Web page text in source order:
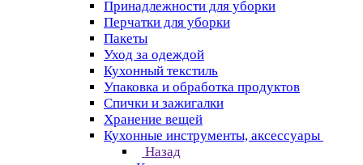
Принадлежности для уборки
Перчатки для уборки
Пакеты
Уход за одеждой
Кухонный текстиль
Упаковка и обработка продуктов
Спички и зажигалки
Хранение вещей
Кухонные инструменты, аксессуары
Назад